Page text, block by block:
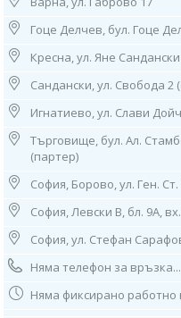
16. София, ж.к. “Разсадника”,
Тина Киркова)
тел: 0885 901 129
Работно време: 08.00ч до
17. София, ж.к. “Свобода”, ул.
(срещу 24 ДКЦ)
тел: 0888 816 174
Работно време:
08.00ч до 16.00ч /от понеделник
18. София, ж.к. “Суха река”, ул.
(срещу 18 ДКЦ), тел: 0882 028 284
Работно време: 08.00ч до
19. София, с. Панчарево, ул.
тел: 0882 861 421
08.00ч до 16.00ч /от понеделник
Гоце Делчев, бул. Гоце
Кресна, ул. Яне
Сандански, ул. Свобода 2
Игнатиево, ул. Слави
Търговище, бул. Ал.
(партер)
София, Борово, ул. Ген.
София, Левски В, бл. 9А,
София, ул. Стефан
Няма телефон за връзка...
Няма фиксирано работно